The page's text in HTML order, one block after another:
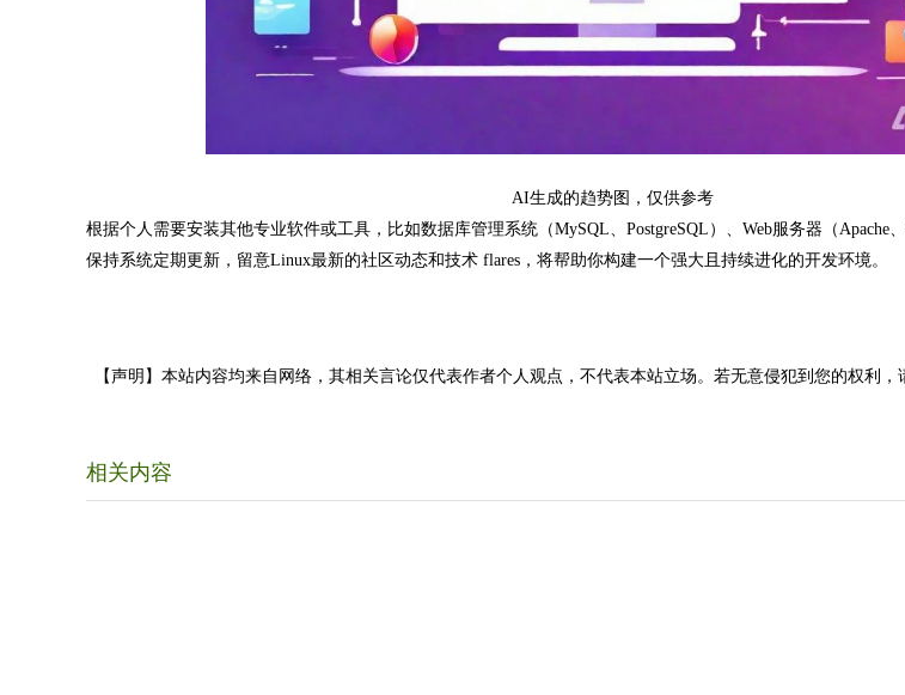
AI生成的趋势图，仅供参考
根据个人需要安装其他专业软件或工具，比如数据库管理系统（MySQL、PostgreSQL）、Web服务器（Apache
保持系统定期更新，留意Linux最新的社区动态和技术 flares，将帮助你构建一个强大且持续进化的开发环境。
【声明】本站内容均来自网络，其相关言论仅代表作者个人观点，不代表本站立场。若无意侵犯到您的权利
相关内容